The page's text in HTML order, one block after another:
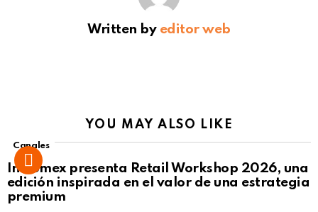
Written by editor web
YOU MAY ALSO LIKE
Canales
Intcomex presenta Retail Workshop 2026, una
edición inspirada en el valor de una estrategia
premium